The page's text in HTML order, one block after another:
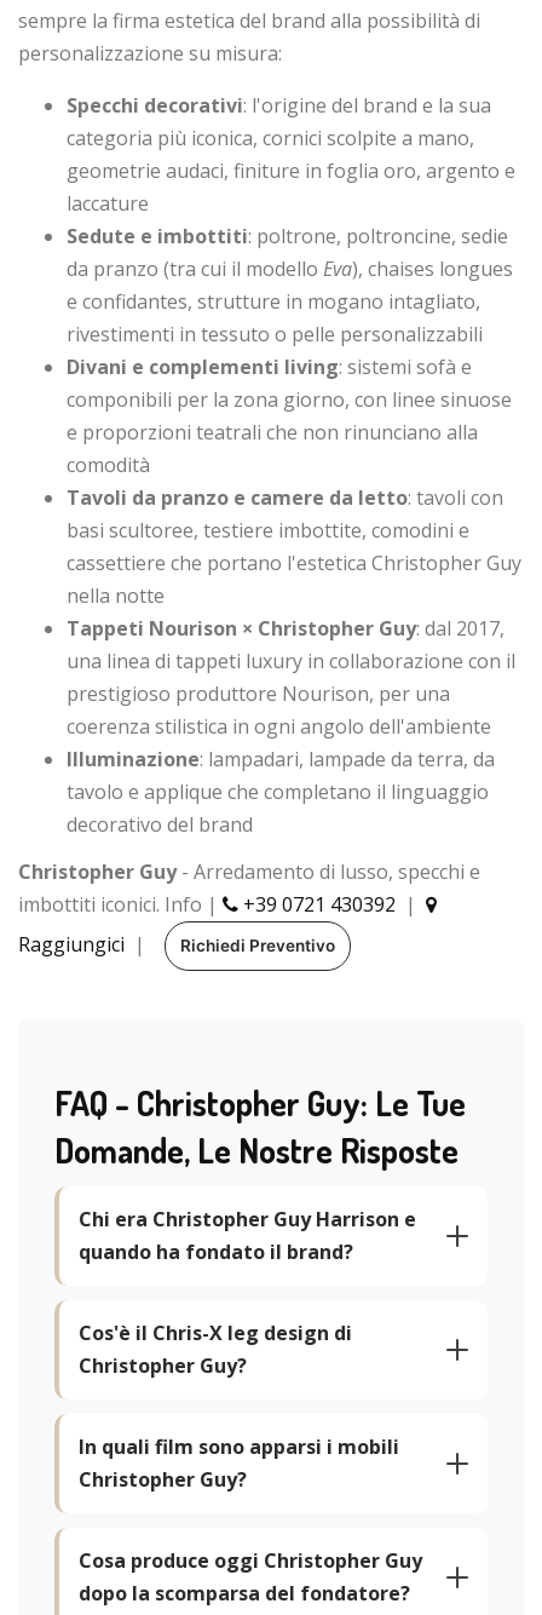
sempre la firma estetica del brand alla possibilità di
personalizzazione su misura:
Specchi decorativi: l'origine del brand e la sua
categoria più iconica, cornici scolpite a mano,
geometrie audaci, finiture in foglia oro, argento e
laccature
Sedute e imbottiti: poltrone, poltroncine, sedie
da pranzo (tra cui il modello Eva), chaises longues
e confidantes, strutture in mogano intagliato,
rivestimenti in tessuto o pelle personalizzabili
Divani e complementi living: sistemi sofà e
componibili per la zona giorno, con linee sinuose
e proporzioni teatrali che non rinunciano alla
comodità
Tavoli da pranzo e camere da letto: tavoli con
basi scultoree, testiere imbottite, comodini e
cassettiere che portano l'estetica Christopher Guy
nella notte
Tappeti Nourison × Christopher Guy: dal 2017,
una linea di tappeti luxury in collaborazione con il
prestigioso produttore Nourison, per una
coerenza stilistica in ogni angolo dell'ambiente
Illuminazione: lampadari, lampade da terra, da
tavolo e applique che completano il linguaggio
decorativo del brand
Christopher Guy- Arredamento di lusso, specchi e
imbottiti iconici. Info |
+39 0721 430392 |
Raggiungici | Richiedi Preventivo
FAQ - Christopher Guy: Le Tue
Domande, Le Nostre Risposte
Chi era Christopher Guy Harrison e
quando ha fondato il brand?
Cos'è il Chris-X leg design di
Christopher Guy?
In quali film sono apparsi i mobili
Christopher Guy?
Cosa produce oggi Christopher Guy
dopo la scomparsa del fondatore?